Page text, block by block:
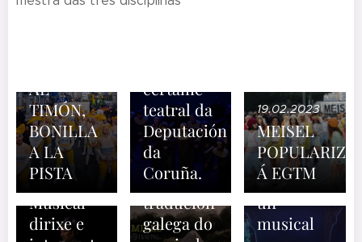
AL
TIMÓN,
BONILLA
A LA
PISTA
A EGTM
certame
teatral da
Deputación
da
Coruña.
19.02.2023
MEISEL
POPULARIZA
Á EGTM
01.10.2022
A Escola
Galega de
Teatro
Musical
dirixe e
lanza o
proxecto
Millo para
representar
a
tradución
galega do
20.12.2021
A Meiga
da Fonte,
un
musical
22.10.2019
A
ESCOLA
GALEGA
DE